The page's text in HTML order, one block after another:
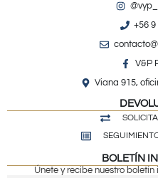
+56 9
V&P
Viana 915,
BOLETÍN
Únete y recibe nuestro